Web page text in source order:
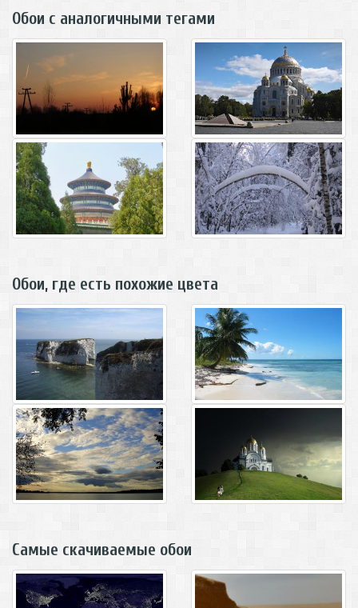
Обои с аналогичными тегами
Обои, где есть похожие цвета
Самые скачиваемые обои